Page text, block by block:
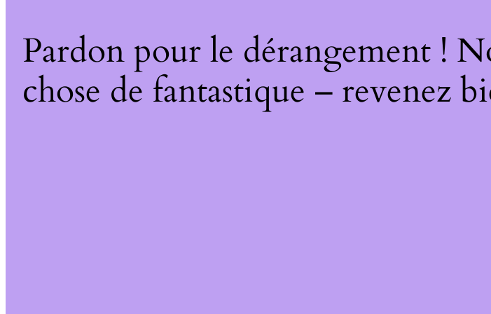
Pardon pour le dérangement !
chose de fantastique – revenez